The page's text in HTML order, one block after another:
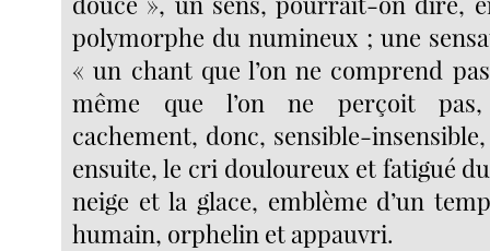
polymorphe du numineux ; une
« un chant que l’on ne comprend
même que l’on ne perçoit pas,
cachement, donc, sensible-
ensuite, le cri douloureux et fatigué
neige et la glace, emblème d’un
humain, orphelin et appauvri.